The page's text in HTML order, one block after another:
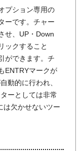
プション専用の
ーです。チャー
せ、UP・Down
ックすること
ができます。チ
ENTRYマークが
動的に行われ、
ーとしては非常
は欠かせないツー